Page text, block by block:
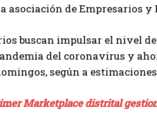
asociación de Empresarios y
buscan impulsar el nivel
del coronavirus y
según a
Marketplace distrital